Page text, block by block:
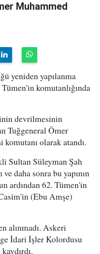
Muhammed
yeniden yapılanma
komutanlığında
devrilmesinin
Tuğgeneral Ömer
olarak atandı.
Sultan Süleyman Şah
daha sonra bu yapının
ardından 62. Tümen'in
(Ebu Amşe)
alınmadı. Askeri
İdari İşler Kolordusu